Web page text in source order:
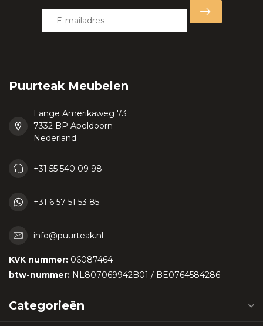
Puurteak Meubelen
Lange Amerikaweg 73
7332 BP Apeldoorn
Nederland
+31 55 540 09 98
+31 6 57 51 53 85
info@puurteak.nl
KVK nummer: 06087464
btw-nummer: NL807069942B01 / BE0764584286
Categorieën